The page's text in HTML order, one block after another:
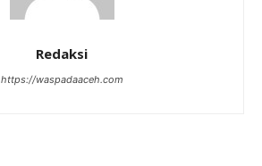
Redaksi
https://waspadaaceh.com